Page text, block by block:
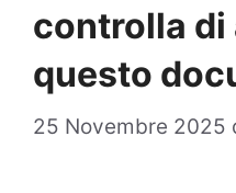
controlla di
questo
25 Novembre 2025